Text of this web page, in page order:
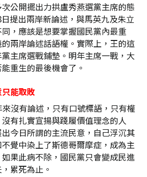
公開擺出力拱盧秀燕選黨主席的態
提出兩岸新論述，與馬英九及朱立
，應該是想要掌握國民黨內最重
兩岸論述話語權。實際上，王的這
主席選戰鋪墊。明年主席一戰，大
重生的最後機會了。
能取敗
沒有論述，只有口號標語，只有權
有扎實宣揚與踐履價值理念的人
今日所謂的主流民意，自己浮沉其
覺中染上了斯德哥爾摩症，成為主
果此病不除，國民黨只會變成民進
累死為止。